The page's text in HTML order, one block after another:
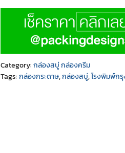
Category:กล่องสบู่ กล่องครีม
Tags:กล่องกระดาษ,กล่องสบู่,โรงพิมพ์กรุ